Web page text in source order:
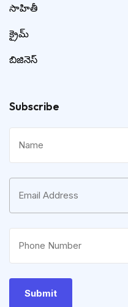
సాహితీ
క్రైమ్
బిజినెస్
Subscribe